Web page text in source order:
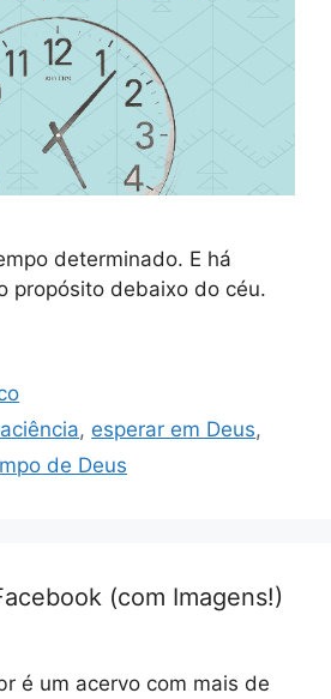
determinado. E há
propósito debaixo do céu.
, esperar em Deus,
de Deus
(com Imagens!)
é um acervo com mais de